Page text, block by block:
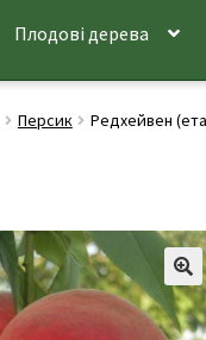
Плодові дерева
Персик Редхейвен
🔍